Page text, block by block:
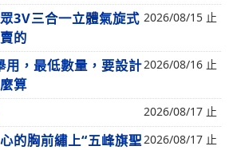
3V三合一立體氣旋式
的
2026/08/15 止
用，最低數量，要設計
算
2026/08/16 止
2026/08/17 止
的胸前繡上“五峰旗聖2026/08/17 止